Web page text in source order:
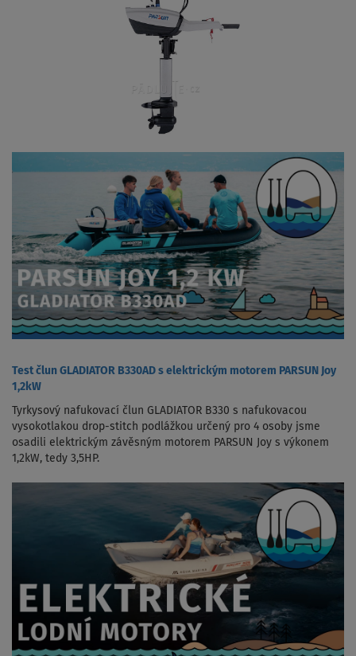
Test člun GLADIATOR B330AD s elektrickým motorem PARSUN Joy
1,2kW
Tyrkysový nafukovací člun GLADIATOR B330 s nafukovacou
vysokotlakou drop-stitch podlážkou určený pro 4 osoby jsme
osadili elektrickým závěsným motorem PARSUN Joy s výkonem
1,2kW, tedy 3,5HP.